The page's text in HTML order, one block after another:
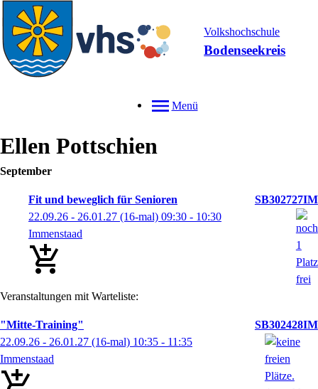
Volkshochschule
Bodenseekreis
Menü
Ellen Pottschien
September
Fit und beweglich für Senioren
SB302727IM
22.09.26 - 26.01.27 (16-mal) 09:30 - 10:30
Immenstaad
Veranstaltungen mit Warteliste:
"Mitte-Training"
SB302428IM
22.09.26 - 26.01.27 (16-mal) 10:35 - 11:35
Immenstaad